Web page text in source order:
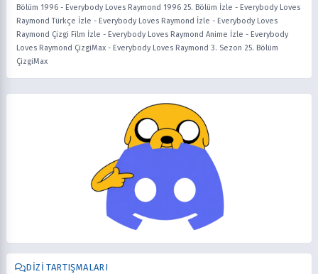
Bölüm 1996 - Everybody Loves Raymond 1996 25. Bölüm İzle - Everybody Loves
Raymond Türkçe İzle - Everybody Loves Raymond İzle - Everybody Loves
Raymond Çizgi Film İzle - Everybody Loves Raymond Anime İzle - Everybody
Loves Raymond ÇizgiMax - Everybody Loves Raymond 3. Sezon 25. Bölüm
ÇizgiMax
DIZI TARTIŞMALARI